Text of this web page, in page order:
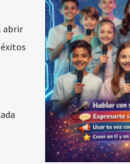
abrir